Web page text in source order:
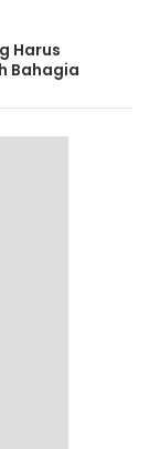
Harus
Bahagia